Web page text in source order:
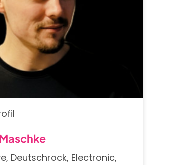
Deutschrock, Electronic,